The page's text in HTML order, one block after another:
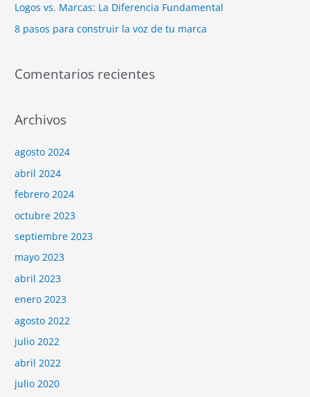
Logos vs. Marcas: La Diferencia Fundamental
8 pasos para construir la voz de tu marca
Comentarios recientes
Archivos
agosto 2024
abril 2024
febrero 2024
octubre 2023
septiembre 2023
mayo 2023
abril 2023
enero 2023
agosto 2022
julio 2022
abril 2022
julio 2020